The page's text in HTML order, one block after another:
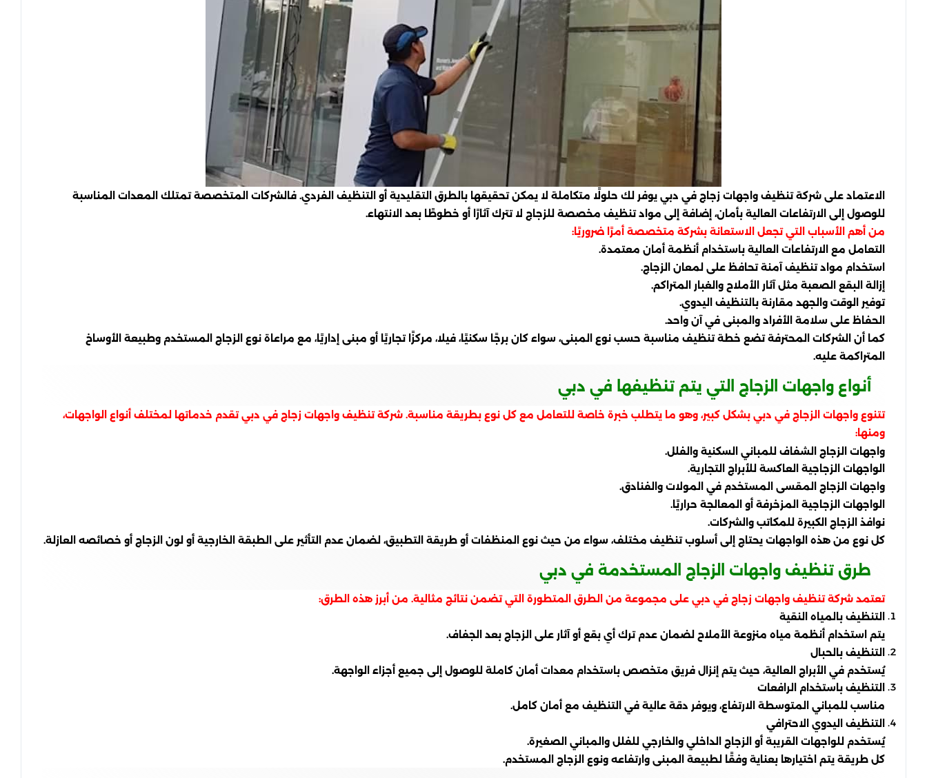
الاعتماد على شركة تنظيف واجهات زجاج في دبي يوفر لك حلولًا متكاملة لا يمكن تحقيقها بالطرق التقليدية أو التنظيف الفردي. فالشركات المتخصصة تمتلك المعدات المناسبة
للوصول إلى الارتفاعات العالية بأمان، إضافة إلى مواد تنظيف مخصصة للزجاج لا تترك آثارًا أو خطوطًا بعد الانتهاء.
من أهم الأسباب التي تجعل الاستعانة بشركة متخصصة أمرًا ضروريًا:
التعامل مع الارتفاعات العالية باستخدام أنظمة أمان معتمدة.
استخدام مواد تنظيف آمنة تحافظ على لمعان الزجاج.
إزالة البقع الصعبة مثل آثار الأملاح والغبار المتراكم.
توفير الوقت والجهد مقارنة بالتنظيف اليدوي.
الحفاظ على سلامة الأفراد والمبنى في آن واحد.
كما أن الشركات المحترفة تضع خطة تنظيف مناسبة حسب نوع المبنى، سواء كان برجًا سكنيًا، فيلا، مركزًا تجاريًا أو مبنى إداريًا، مع مراعاة نوع الزجاج المستخدم وطبيعة الأوساخ
المتراكمة عليه.
أنواع واجهات الزجاج التي يتم تنظيفها في دبي
تتنوع واجهات الزجاج في دبي بشكل كبير، وهو ما يتطلب خبرة خاصة للتعامل مع كل نوع بطريقة مناسبة. شركة تنظيف واجهات زجاج في دبي تقدم خدماتها لمختلف أنواع الواجهات،
ومنها:
واجهات الزجاج الشفاف للمباني السكنية والفلل.
الواجهات الزجاجية العاكسة للأبراج التجارية.
واجهات الزجاج المقسى المستخدم في المولات والفنادق.
الواجهات الزجاجية المزخرفة أو المعالجة حراريًا.
نوافذ الزجاج الكبيرة للمكاتب والشركات.
كل نوع من هذه الواجهات يحتاج إلى أسلوب تنظيف مختلف، سواء من حيث نوع المنظفات أو طريقة التطبيق، لضمان عدم التأثير على الطبقة الخارجية أو لون الزجاج أو خصائصه العازلة.
طرق تنظيف واجهات الزجاج المستخدمة في دبي
تعتمد شركة تنظيف واجهات زجاج في دبي على مجموعة من الطرق المتطورة التي تضمن نتائج مثالية. من أبرز هذه الطرق:
التنظيف بالمياه النقية
يتم استخدام أنظمة مياه منزوعة الأملاح لضمان عدم ترك أي بقع أو آثار على الزجاج بعد الجفاف.
التنظيف بالحبال
يُستخدم في الأبراج العالية، حيث يتم إنزال فريق متخصص باستخدام معدات أمان كاملة للوصول إلى جميع أجزاء الواجهة.
التنظيف باستخدام الرافعات
مناسب للمباني المتوسطة الارتفاع، ويوفر دقة عالية في التنظيف مع أمان كامل.
التنظيف اليدوي الاحترافي
يُستخدم للواجهات القريبة أو الزجاج الداخلي والخارجي للفلل والمباني الصغيرة.
كل طريقة يتم اختيارها بعناية وفقًا لطبيعة المبنى وارتفاعه ونوع الزجاج المستخدم.